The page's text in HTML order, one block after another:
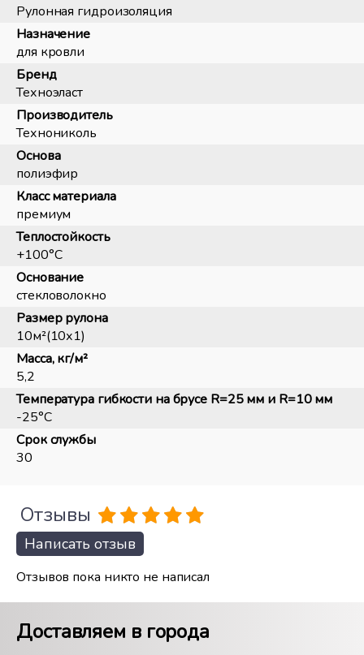
Рулонная гидроизоляция
Назначение
для кровли
Бренд
Техноэласт
Производитель
Технониколь
Основа
полиэфир
Класс материала
премиум
Теплостойкость
+100°С
Основание
стекловолокно
Размер рулона
10м²(10х1)
Масса, кг/м²
5,2
Температура гибкости на брусе R=25 мм и R=10 мм
-25°С
Срок службы
30
Отзывы
Написать отзыв
Отзывов пока никто не написал
Доставляем в города